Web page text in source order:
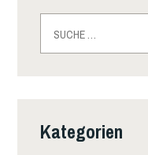
UNIVERSITY
THE nach:
Kategorien